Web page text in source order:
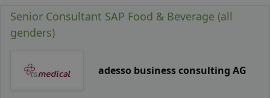
Senior Consultant SAP Food & Beverage (all
genders)
adesso business consulting AG